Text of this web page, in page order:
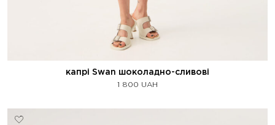
капрі Swan шоколадно-сливові
1 800 UAH